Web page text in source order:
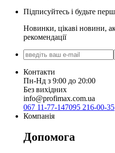
Підписуйтесь і будьте
Новинки, цікаві новини,
рекомендації
Контакти
Пн-Нд з 9:00 до 20:00
Без вихідних
info@profimax.com.ua
067 11-77-147095 216-00-35
Компанія
Допомога